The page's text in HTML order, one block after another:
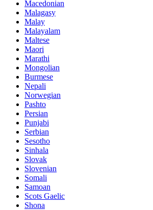
Macedonian
Malagasy
Malay
Malayalam
Maltese
Maori
Marathi
Mongolian
Burmese
Nepali
Norwegian
Pashto
Persian
Punjabi
Serbian
Sesotho
Sinhala
Slovak
Slovenian
Somali
Samoan
Scots Gaelic
Shona